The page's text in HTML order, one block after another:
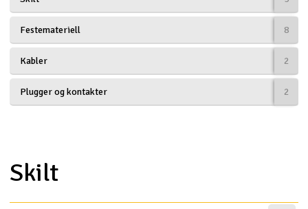
Droner
Droner til FPV
Fly
Kameraudstyr
Festemateriell 8
Kabler 2
Plugger og kontakter 2
Skilt